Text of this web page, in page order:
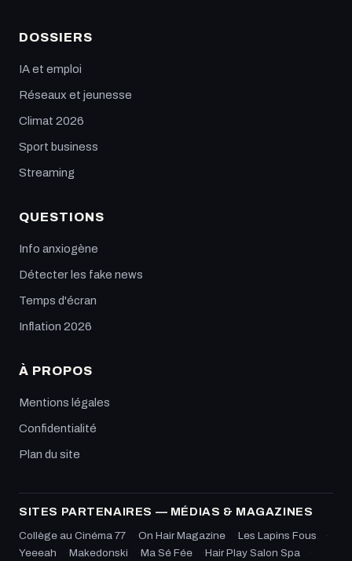
DOSSIERS
IA et emploi
Réseaux et jeunesse
Climat 2026
Sport business
Streaming
QUESTIONS
Info anxiogène
Détecter les fake news
Temps d'écran
Inflation 2026
À PROPOS
Mentions légales
Confidentialité
Plan du site
SITES PARTENAIRES — MÉDIAS & MAGAZINES
Collège au Cinéma 77 On Hair Magazine
Les Lapins Fous
Yeeeah
Makedonski Ma Sé Fée
Hair Play Salon Spa